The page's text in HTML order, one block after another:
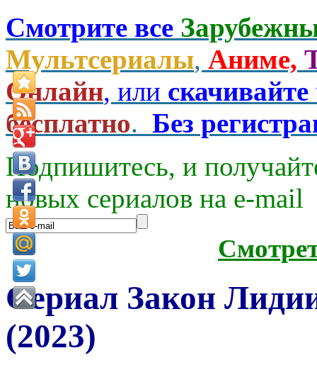
Смотрите все
Мультсериалы, Аниме,
Онлайн, или скачивайте
бесплатно. Без
Подпишитесь, и
новых сериалов на e-mаil
Сериал Закон
(2023)